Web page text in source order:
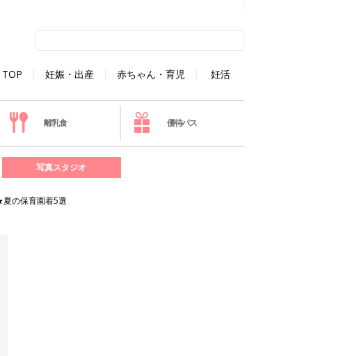
TOP 妊娠・出産 赤ちゃん・育児 妊活
離乳食 優待パス
写真スタジオ
の保育園着5選